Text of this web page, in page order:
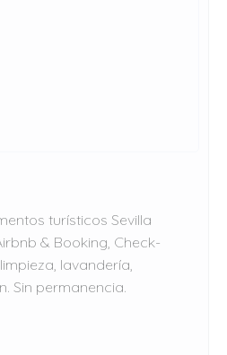
turísticos Sevilla
& Booking, Check-
lavandería,
Sin permanencia.